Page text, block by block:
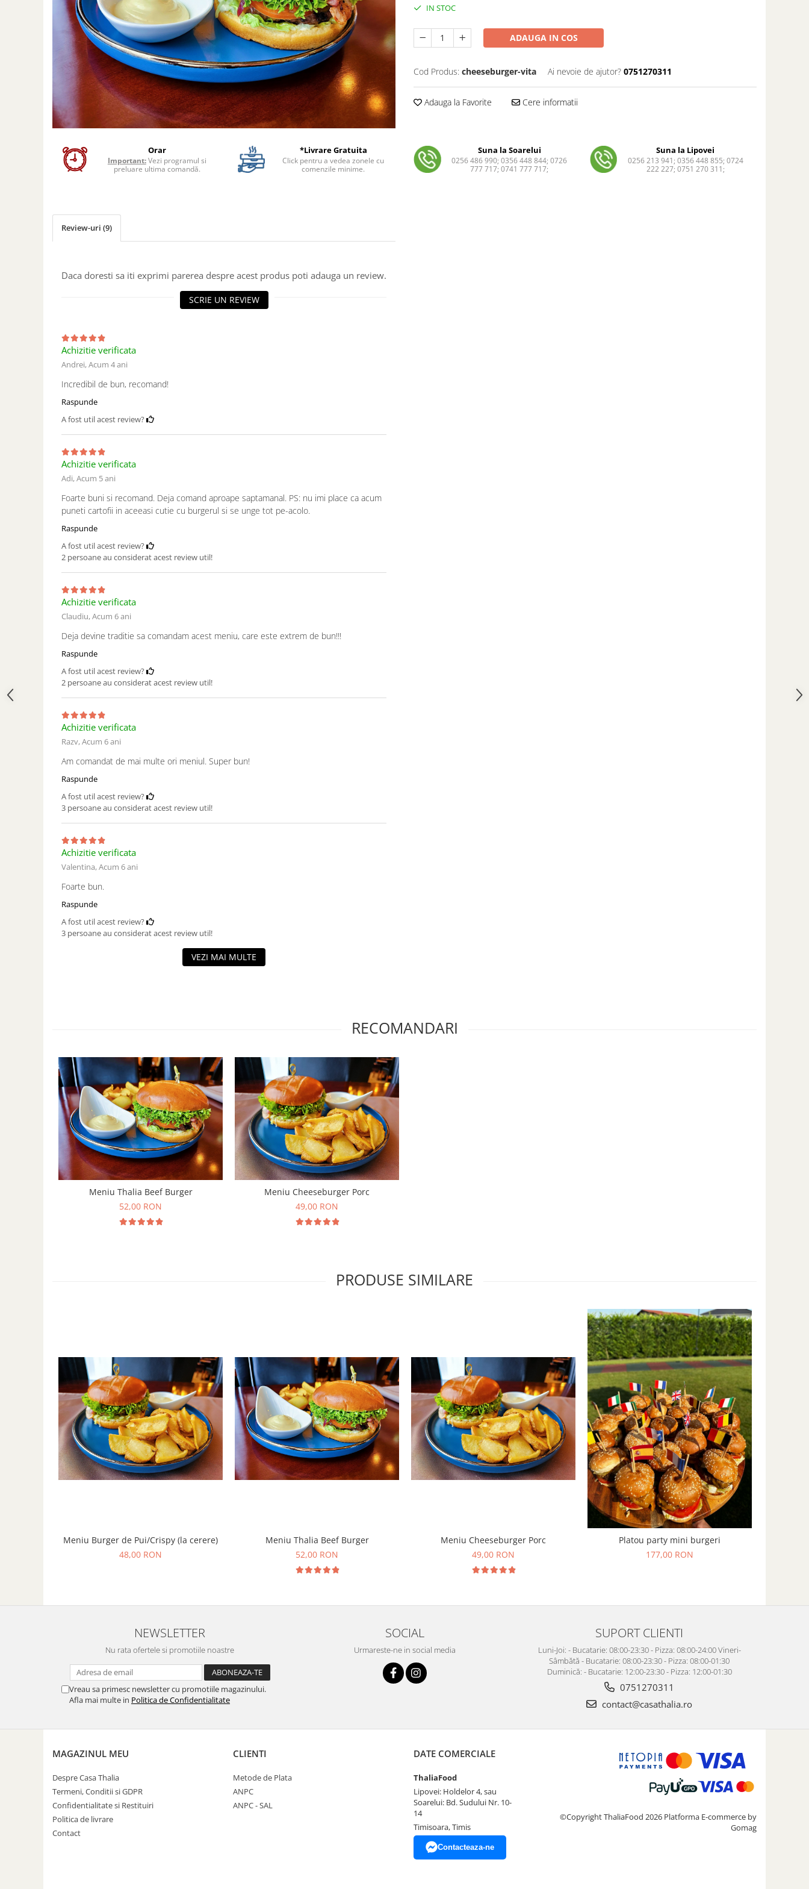
IN STOC
ADAUGA IN COS
Cod Produs: cheeseburger-vita Ai nevoie de ajutor? 0751270311
Adauga la Favorite Cere informatii
Orar
Important:Vezi programul si
preluare ultima comandă.
*Livrare Gratuita
Click pentru a vedea zonele cu
comenzile minime.
Suna la Soarelui
0256 486 990; 0356 448 844; 0726
777 717; 0741 777 717;
Suna la Lipovei
0256 213 941; 0356 448 855; 0724
222 227; 0751 270 311;
Review-uri (9)
Daca doresti sa iti exprimi parerea despre acest produs poti adauga un review.
SCRIE UN REVIEW
Achizitie verificata
Andrei,Acum 4 ani
Incredibil de bun, recomand!
Raspunde
A fost util acest review?
Achizitie verificata
Adi,Acum 5 ani
Foarte buni si recomand. Deja comand aproape saptamanal. PS: nu imi place ca acum
puneti cartofii in aceeasi cutie cu burgerul si se unge tot pe-acolo.
Raspunde
A fost util acest review?
2 persoane au considerat acest review util!
Achizitie verificata
Claudiu,Acum 6 ani
Deja devine traditie sa comandam acest meniu, care este extrem de bun!!!
Raspunde
A fost util acest review?
2 persoane au considerat acest review util!
Achizitie verificata
Razv,Acum 6 ani
Am comandat de mai multe ori meniul. Super bun!
Raspunde
A fost util acest review?
3 persoane au considerat acest review util!
Achizitie verificata
Valentina,Acum 6 ani
Foarte bun.
Raspunde
A fost util acest review?
3 persoane au considerat acest review util!
VEZI MAI MULTE
RECOMANDARI
Meniu Thalia Beef Burger
52,00 RON
Meniu Cheeseburger Porc
49,00 RON
PRODUSE SIMILARE
Meniu Burger de Pui/Crispy (la cerere)
48,00 RON
Meniu Thalia Beef Burger
52,00 RON
Meniu Cheeseburger Porc
49,00 RON
Platou party mini burgeri
177,00 RON
NEWSLETTER
Nu rata ofertele si promotiile noastre
Vreau sa primesc newsletter cu promotiile magazinului.
Afla mai multe in Politica de Confidentialitate
SOCIAL
Urmareste-ne in social media
SUPORT CLIENTI
Luni-Joi: - Bucatarie: 08:00-23:30 - Pizza: 08:00-24:00 Vineri-
Sâmbătă - Bucatarie: 08:00-23:30 - Pizza: 08:00-01:30
Duminică: - Bucatarie: 12:00-23:30 - Pizza: 12:00-01:30
0751270311
contact@casathalia.ro
MAGAZINUL MEU
Despre Casa Thalia
Termeni, Conditii si GDPR
Confidentialitate si Restituiri
Politica de livrare
Contact
CLIENTI
Metode de Plata
ANPC
ANPC - SAL
DATE COMERCIALE
ThaliaFood
Lipovei: Holdelor 4, sau
Soarelui: Bd. Sudului Nr. 10-
14
Timisoara, Timis
Contacteaza-ne
©Copyright ThaliaFood 2026 Platforma E-commerce by
Gomag